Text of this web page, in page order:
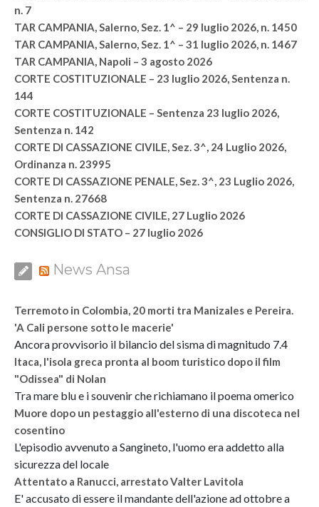
n. 7
TAR CAMPANIA, Salerno, Sez. 1^ – 29 luglio 2026, n. 1450
TAR CAMPANIA, Salerno, Sez. 1^ – 31 luglio 2026, n. 1467
TAR CAMPANIA, Napoli – 3 agosto 2026
CORTE COSTITUZIONALE – 23 luglio 2026, Sentenza n.
144
CORTE COSTITUZIONALE – Sentenza 23 luglio 2026,
Sentenza n. 142
CORTE DI CASSAZIONE CIVILE, Sez. 3^, 24 Luglio 2026,
Ordinanza n. 23995
CORTE DI CASSAZIONE PENALE, Sez. 3^, 23 Luglio 2026,
Sentenza n. 27668
CORTE DI CASSAZIONE CIVILE, 27 Luglio 2026
CONSIGLIO DI STATO – 27 luglio 2026
News Ansa
Terremoto in Colombia, 20 morti tra Manizales e Pereira.
'A Cali persone sotto le macerie'
Ancora provvisorio il bilancio del sisma di magnitudo 7.4
Itaca, l'isola greca pronta al boom turistico dopo il film
"Odissea" di Nolan
Tra mare blu e i souvenir che richiamano il poema omerico
Muore dopo un pestaggio all'esterno di una discoteca nel
cosentino
L'episodio avvenuto a Sangineto, l'uomo era addetto alla
sicurezza del locale
Attentato a Ranucci, arrestato Valter Lavitola
E' accusato di essere il mandante dell'azione ad ottobre a